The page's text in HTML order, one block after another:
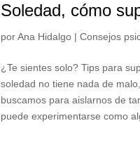
Soledad, cómo
porAna Hidalgo |Consejos
¿Te sientes solo? Tips para
soledad no tiene nada de
buscamos para aislarnos de
puede experimentarse como